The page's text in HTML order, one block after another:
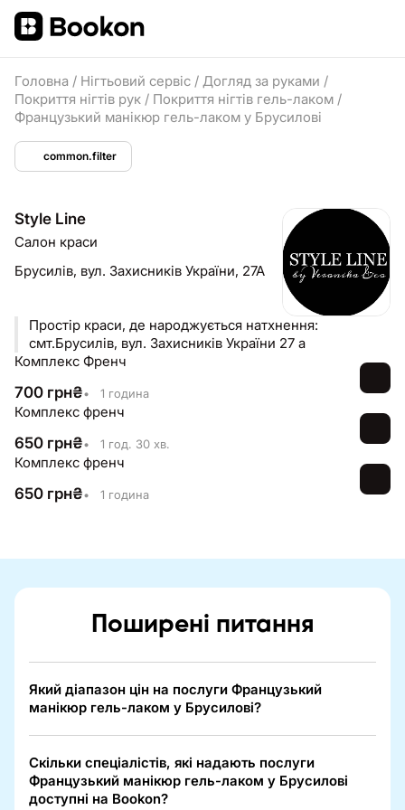
Головна / Нігтьовий сервіс / Догляд за руками /
Покриття нігтів рук / Покриття нігтів гель-лаком /
Французький манікюр гель-лаком у Брусилові
common.filter
Style Line
Салон краси
Брусилів, вул. Захисників України, 27А
Простір краси, де народжується натхнення:
смт.Брусилів, вул. Захисників України 27 а
Комплекс Френч
700 грн₴• 1 година
Комплекс френч
650 грн₴• 1 год. 30 хв.
Комплекс френч
650 грн₴• 1 година
Поширені питання
Який діапазон цін на послуги Французький
манікюр гель-лаком у Брусилові?
Скільки спеціалістів, які надають послуги
Французький манікюр гель-лаком у Брусилові
доступні на Bookon?